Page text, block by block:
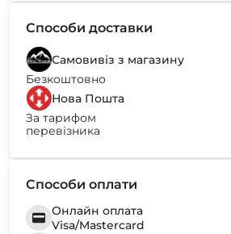
Способи доставки
Самовивіз з магазину
Безкоштовно
Нова Пошта
За тарифом
перевізника
Способи оплати
Онлайн оплата
Visa/Mastercard